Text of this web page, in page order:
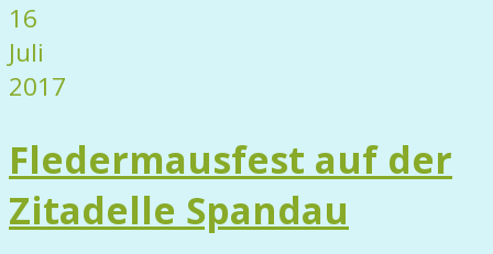
16
Juli
2017
Fledermausfest auf der
Zitadelle Spandau